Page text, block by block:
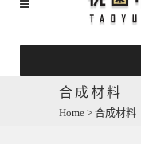
合成材料
Home > 合成材料